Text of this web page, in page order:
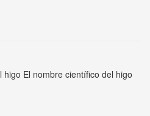
El nombre científico del higo